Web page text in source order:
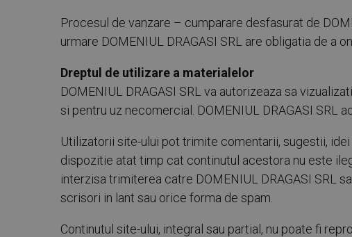
Procesul de vanzare – cumparare desfasurat de
urmare DOMENIUL DRAGASI SRL are obligatia de a
Dreptul de utilizare a materialelor
DOMENIUL DRAGASI SRL va autorizeaza sa
si pentru uz necomercial. DOMENIUL DRAGASI SRL
Utilizatorii site-ului pot trimite comentarii, sugestii,
dispozitie atat timp cat continutul acestora nu este
interzisa trimiterea catre DOMENIUL DRAGASI SRL
scrisori in lant sau orice forma de spam.
Continutul site-ului, integral sau partial, nu poate fi